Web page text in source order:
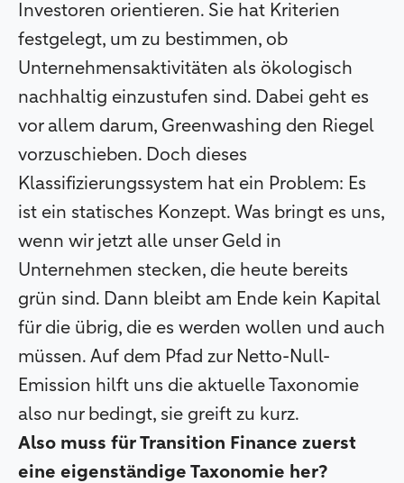
Investoren orientieren. Sie hat Kriterien
festgelegt, um zu bestimmen, ob
Unternehmensaktivitäten als ökologisch
nachhaltig einzustufen sind. Dabei geht es
vor allem darum, Greenwashing den Riegel
vorzuschieben. Doch dieses
Klassifizierungssystem hat ein Problem: Es
ist ein statisches Konzept. Was bringt es uns,
wenn wir jetzt alle unser Geld in
Unternehmen stecken, die heute bereits
grün sind. Dann bleibt am Ende kein Kapital
für die übrig, die es werden wollen und auch
müssen. Auf dem Pfad zur Netto-Null-
Emission hilft uns die aktuelle Taxonomie
also nur bedingt, sie greift zu kurz.
Also muss für Transition Finance zuerst
eine eigenständige Taxonomie her?